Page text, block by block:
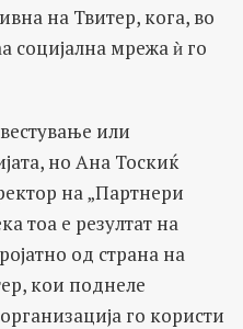
на Твитер, кога, во
социјална мрежа ѝ го
или
но Ана Тоскиќ
на „Партнери
тоа е резултат на
од страна на
кои поднеле
го користи